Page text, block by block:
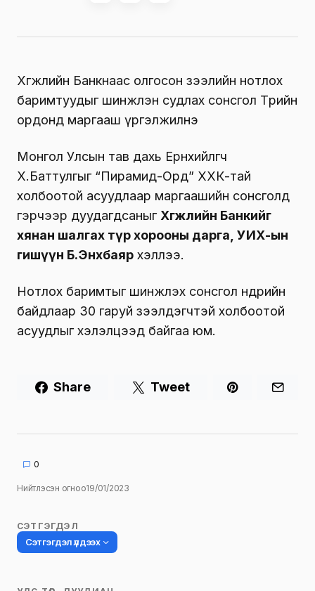
Хөгжлийн Банкнаас олгосон зээлийн нотлох
баримтуудыг шинжлэн судлах сонсгол Төрийн
ордонд маргааш үргэлжилнэ
Монгол Улсын тав дахь Ерөнхийлөгч
Х.Баттулгыг “Пирамид-Орд” ХХК-тай
холбоотой асуудлаар маргаашийн сонсголд
гэрчээр дуудагдсаныг Хөгжлийн Банкийг
хянан шалгах түр хорооны дарга, УИХ-ын
гишүүн Б.Энхбаяр хэллээ.
Нотлох баримтыг шинжлэх сонсгол өнөөдрийн
байдлаар 30 гаруй зээлдэгчтэй холбоотой
асуудлыг хэлэлцээд байгаа юм.
Share Tweet
0
Нийтлэсэн огноо19/01/2023
СЭТГЭГДЭЛ
Сэтгэгдэл үлдээх